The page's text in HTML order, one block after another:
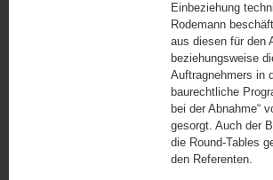
Einbeziehung
Rodemann
aus diesen für den
beziehungsweise
Auftragnehmers in
baurechtliche
bei der Abnahme“
gesorgt. Auch der
die Round-Tables
den Referenten.